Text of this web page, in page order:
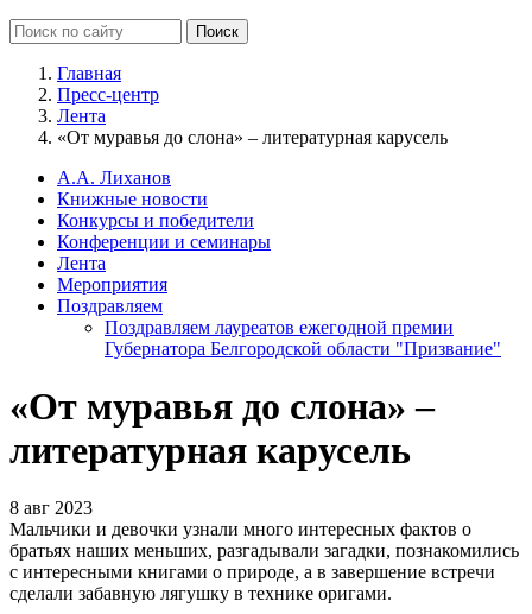
Главная
Пресс-центр
Лента
«От муравья до слона» – литературная карусель
А.А. Лиханов
Книжные новости
Конкурсы и победители
Конференции и семинары
Лента
Мероприятия
Поздравляем
Поздравляем лауреатов ежегодной премии
Губернатора Белгородской области "Призвание"
«От муравья до слона» –
литературная карусель
8 авг 2023
Мальчики и девочки узнали много интересных фактов о
братьях наших меньших, разгадывали загадки, познакомились
с интересными книгами о природе, а в завершение встречи
сделали забавную лягушку в технике оригами.